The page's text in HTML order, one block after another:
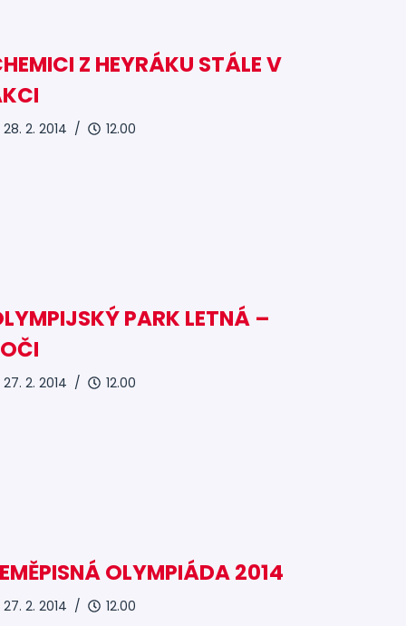
Z HEYRÁKU STÁLE V
28. 2. 2014 / 12.00
PARK LETNÁ –
27. 2. 2014 / 12.00
OLYMPIÁDA 2014
27. 2. 2014 / 12.00